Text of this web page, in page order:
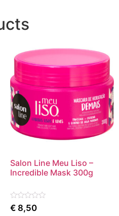
Salon Line Meu Liso –
Incredible Mask 300g
Rated
0
€8,50